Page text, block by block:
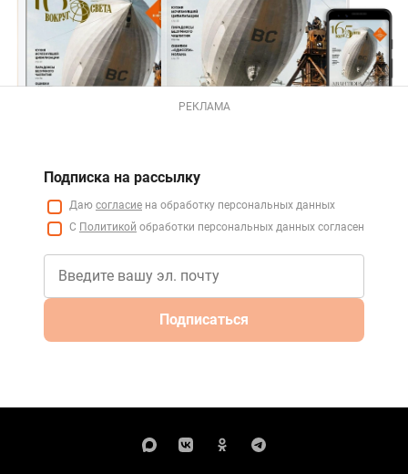
РЕКЛАМА
Подписка на рассылку
Даю согласие на обработку персональных данных
С Политикой обработки персональных данных согласен
Подписаться